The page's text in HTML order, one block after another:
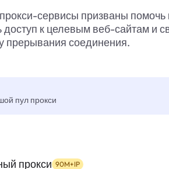
сервисы призваны помочь
к целевым веб-сайтам и
прерывания соединения.
пул прокси
прокси 90M+IP